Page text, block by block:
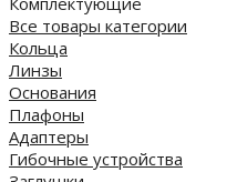
Все товары категории
Кольца
Линзы
Основания
Плафоны
Адаптеры
Гибочные устройства